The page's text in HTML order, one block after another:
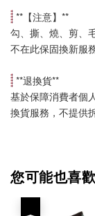
**【注意】**
勾、撕、燒、剪、
不在此保固換新服
**退換貨**
基於保障消費者個
換貨服務，不提供
您可能也喜歡